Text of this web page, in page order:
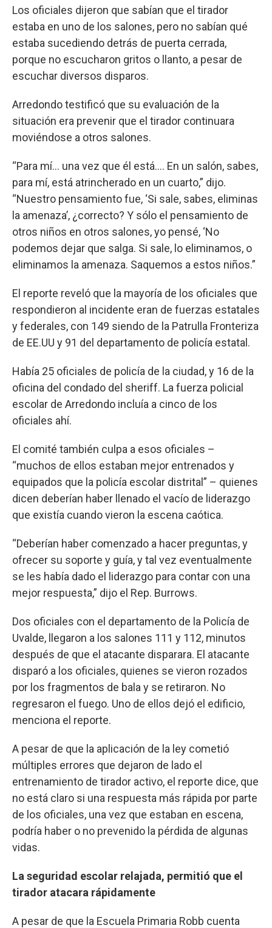
Los oficiales dijeron que sabían que el tirador
estaba en uno de los salones, pero no sabían qué
estaba sucediendo detrás de puerta cerrada,
porque no escucharon gritos o llanto, a pesar de
escuchar diversos disparos.
Arredondo testificó que su evaluación de la
situación era prevenir que el tirador continuara
moviéndose a otros salones.
“Para mí… una vez que él está…. En un salón, sabes,
para mí, está atrincherado en un cuarto,” dijo.
“Nuestro pensamiento fue, ‘Si sale, sabes, eliminas
la amenaza’, ¿correcto? Y sólo el pensamiento de
otros niños en otros salones, yo pensé, ‘No
podemos dejar que salga. Si sale, lo eliminamos, o
eliminamos la amenaza. Saquemos a estos niños.”
El reporte reveló que la mayoría de los oficiales que
respondieron al incidente eran de fuerzas estatales
y federales, con 149 siendo de la Patrulla Fronteriza
de EE.UU y 91 del departamento de policía estatal.
Había 25 oficiales de policía de la ciudad, y 16 de la
oficina del condado del sheriff. La fuerza policial
escolar de Arredondo incluía a cinco de los
oficiales ahí.
El comité también culpa a esos oficiales –
“muchos de ellos estaban mejor entrenados y
equipados que la policía escolar distrital” – quienes
dicen deberían haber llenado el vacío de liderazgo
que existía cuando vieron la escena caótica.
“Deberían haber comenzado a hacer preguntas, y
ofrecer su soporte y guía, y tal vez eventualmente
se les había dado el liderazgo para contar con una
mejor respuesta,” dijo el Rep. Burrows.
Dos oficiales con el departamento de la Policía de
Uvalde, llegaron a los salones 111 y 112, minutos
después de que el atacante disparara. El atacante
disparó a los oficiales, quienes se vieron rozados
por los fragmentos de bala y se retiraron. No
regresaron el fuego. Uno de ellos dejó el edificio,
menciona el reporte.
A pesar de que la aplicación de la ley cometió
múltiples errores que dejaron de lado el
entrenamiento de tirador activo, el reporte dice, que
no está claro si una respuesta más rápida por parte
de los oficiales, una vez que estaban en escena,
podría haber o no prevenido la pérdida de algunas
vidas.
La seguridad escolar relajada, permitió que el
tirador atacara rápidamente
A pesar de que la Escuela Primaria Robb cuenta